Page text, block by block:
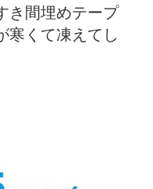
き間埋めテープ
寒くて凍えてし